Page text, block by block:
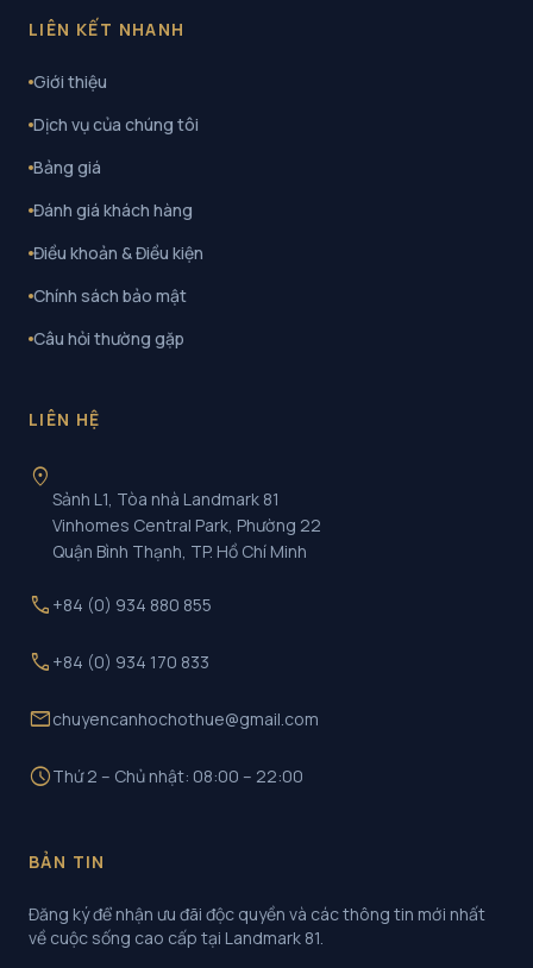
LIÊN KẾT NHANH
Giới thiệu
Dịch vụ của chúng tôi
Bảng giá
Đánh giá khách hàng
Điều khoản & Điều kiện
Chính sách bảo mật
Câu hỏi thường gặp
LIÊN HỆ
location_on
Sảnh L1, Tòa nhà Landmark 81
Vinhomes Central Park, Phường 22
Quận Bình Thạnh, TP. Hồ Chí Minh
call +84 (0) 934 880 855
call +84 (0) 934 170 833
mailchuyencanhochothue@gmail.com
scheduleThứ 2 – Chủ nhật: 08:00 – 22:00
BẢN TIN
Đăng ký để nhận ưu đãi độc quyền và các thông tin mới nhất
về cuộc sống cao cấp tại Landmark 81.